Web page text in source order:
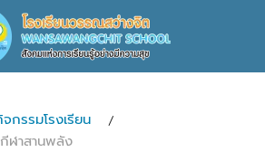
กรรมโรงเรียน
ฬาสานพลัง